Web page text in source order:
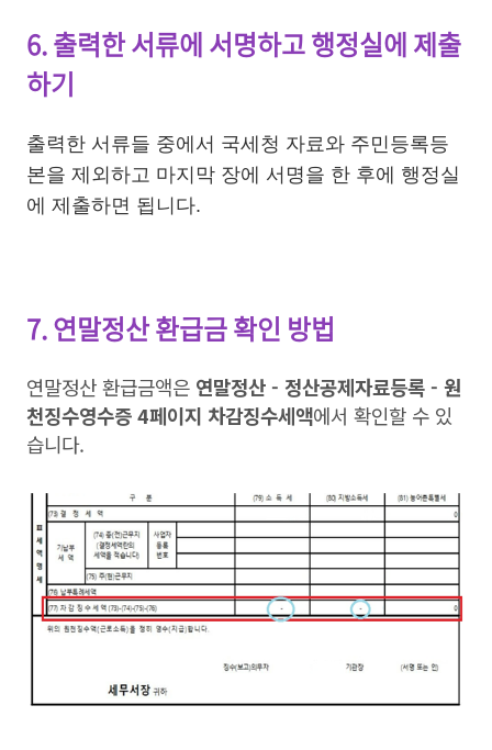
6. 출력한 서류에 서명하고 행정실에 제출
하기
출력한 서류들 중에서 국세청 자료와 주민등록등
본을 제외하고 마지막 장에 서명을 한 후에 행정실
에 제출하면 됩니다.
7. 연말정산 환급금 확인 방법
연말정산 환급금액은 연말정산 - 정산공제자료등록 - 원
천징수영수증 4페이지 차감징수세액에서 확인할 수 있
습니다.